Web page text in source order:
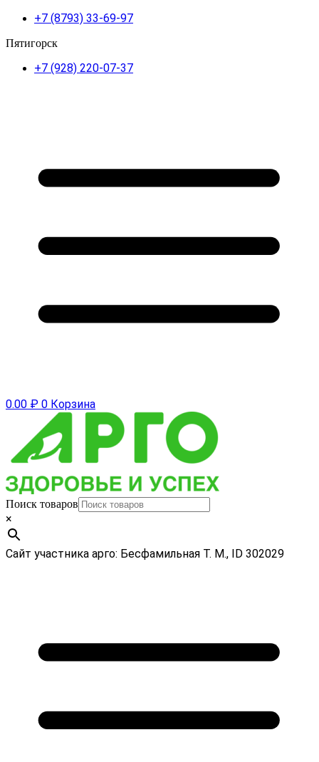
+7 (8793) 33-69-97
Пятигорск
+7 (928) 220-07-37
0.00 ₽ 0 Корзина
Поиск товаров
×
Сайт участника арго: Бесфамильная Т. М., ID 302029